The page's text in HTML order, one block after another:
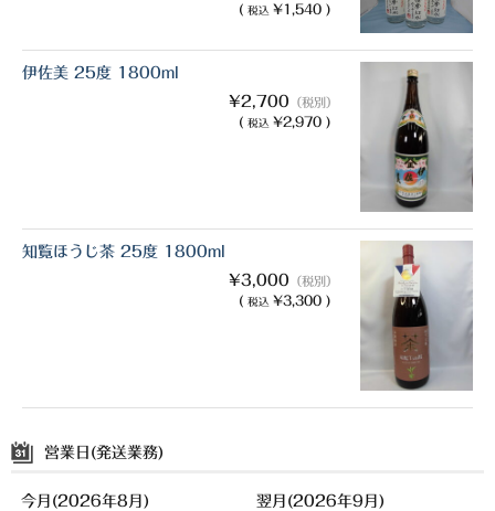
( 税込 ¥1,540 )
伊佐美 25度 1800ml
¥2,700 （税別）
( 税込 ¥2,970 )
知覧ほうじ茶 25度 1800ml
¥3,000 （税別）
( 税込 ¥3,300 )
営業日(発送業務)
今月(2026年8月)
翌月(2026年9月)